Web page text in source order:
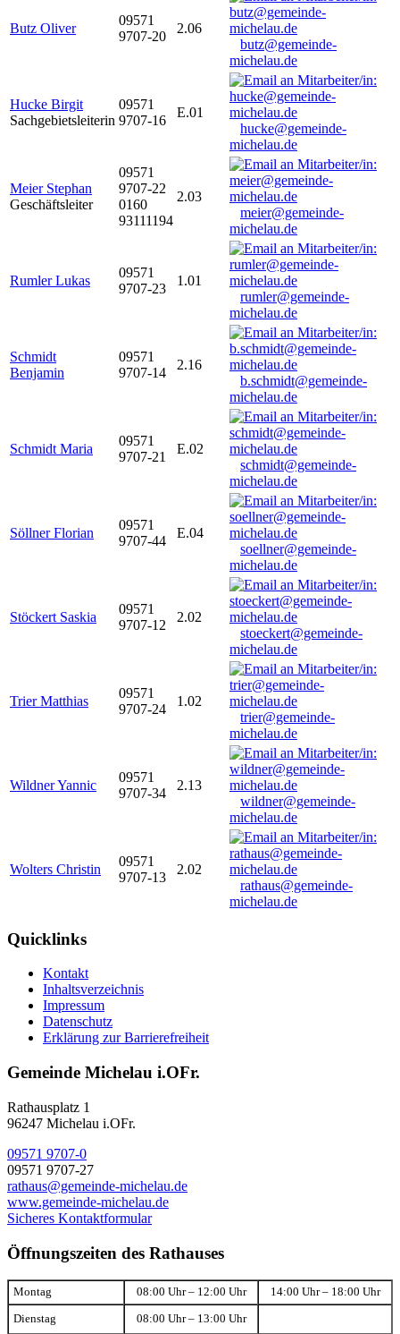
Butz Oliver
09571
9707-20
2.06
butz@gemeinde-
michelau.de
Hucke Birgit
Sachgebietsleiterin
09571
9707-16
E.01
hucke@gemeinde-
michelau.de
Meier Stephan
Geschäftsleiter
09571
9707-22
0160
93111194
2.03
meier@gemeinde-
michelau.de
Rumler Lukas
09571
9707-23
1.01
rumler@gemeinde-
michelau.de
Schmidt
Benjamin
09571
9707-14
2.16
b.schmidt@gemeinde-
michelau.de
Schmidt Maria
09571
9707-21
E.02
schmidt@gemeinde-
michelau.de
Söllner Florian
09571
9707-44
E.04
soellner@gemeinde-
michelau.de
Stöckert Saskia
09571
9707-12
2.02
stoeckert@gemeinde-
michelau.de
Trier Matthias
09571
9707-24
1.02
trier@gemeinde-
michelau.de
Wildner Yannic
09571
9707-34
2.13
wildner@gemeinde-
michelau.de
Wolters Christin
09571
9707-13
2.02
rathaus@gemeinde-
michelau.de
Quicklinks
Kontakt
Inhaltsverzeichnis
Impressum
Datenschutz
Erklärung zur Barrierefreiheit
Gemeinde Michelau i.OFr.
Rathausplatz 1
96247 Michelau i.OFr.
09571 9707-0
09571 9707-27
rathaus@gemeinde-michelau.de
www.gemeinde-michelau.de
Sicheres Kontaktformular
Öffnungszeiten des Rathauses
Montag 08:00 Uhr – 12:00 Uhr 14:00 Uhr – 18:00 Uhr
Dienstag 08:00 Uhr – 13:00 Uhr